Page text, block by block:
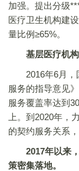
加强。提出分级
医疗卫生机构建
量比例≥65%。
基层医疗机
2016年6月，
服务的指导意见
服务覆盖率达到
上。到2020年，
的契约服务关系
2017年以来
策密集落地。